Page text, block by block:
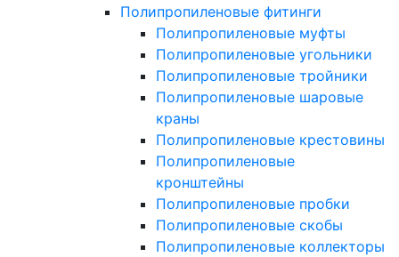
Полипропиленовые фитинги
Полипропиленовые муфты
Полипропиленовые угольники
Полипропиленовые тройники
Полипропиленовые шаровые
краны
Полипропиленовые крестовины
Полипропиленовые
кронштейны
Полипропиленовые пробки
Полипропиленовые скобы
Полипропиленовые коллекторы